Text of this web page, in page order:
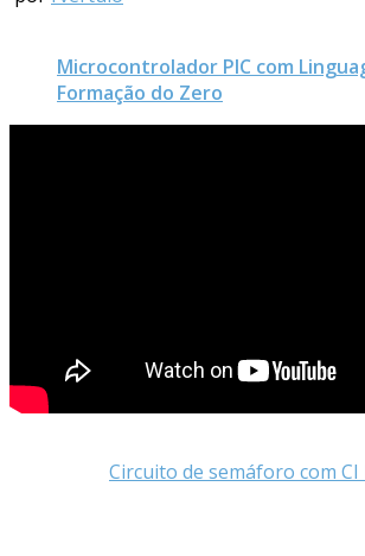
Microcontrolador PIC com
Formação do Zero
Circuito de semáforo com CI